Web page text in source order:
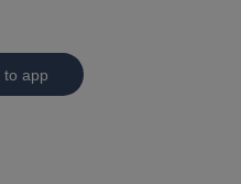
to app